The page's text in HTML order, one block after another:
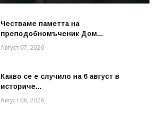
Честваме паметта на
преподобномъченик Дом...
Август 07, 2026
Какво се е случило на 6 август в
историче...
Август 06, 2026